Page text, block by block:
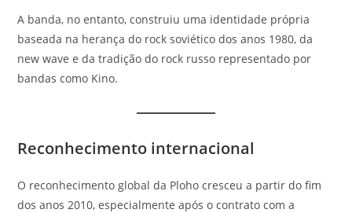
A banda, no entanto, construiu uma identidade própria
baseada na herança do rock soviético dos anos 1980, da
new wave e da tradição do rock russo representado por
bandas como Kino.
Reconhecimento internacional
O reconhecimento global da Ploho cresceu a partir do fim
dos anos 2010, especialmente após o contrato com a